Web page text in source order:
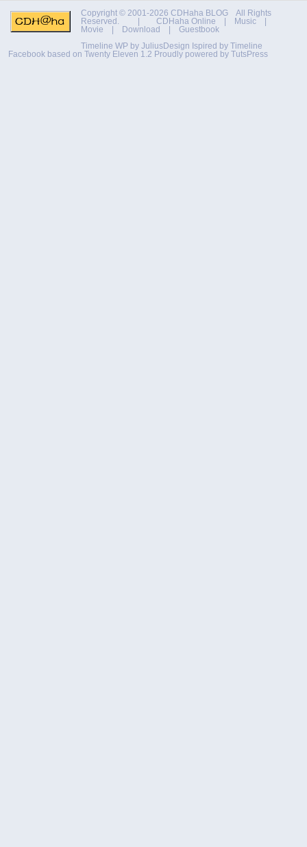
Copyright © 2001-2026 CDHaha BLOG All Rights
Reserved. | CDHaha Online Music
Movie
Download
Guestbook
Timeline WP by JuliusDesign Ispired by Timeline
Facebook based on Twenty Eleven 1.2 Proudly powered by TutsPress